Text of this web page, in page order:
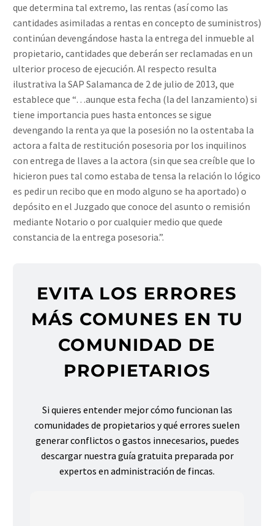
que determina tal extremo, las rentas (así como las
cantidades asimiladas a rentas en concepto de suministros)
continúan devengándose hasta la entrega del inmueble al
propietario, cantidades que deberán ser reclamadas en un
ulterior proceso de ejecución. Al respecto resulta
ilustrativa la SAP Salamanca de 2 de julio de 2013, que
establece que “…aunque esta fecha (la del lanzamiento) si
tiene importancia pues hasta entonces se sigue
devengando la renta ya que la posesión no la ostentaba la
actora a falta de restitución posesoria por los inquilinos
con entrega de llaves a la actora (sin que sea creíble que lo
hicieron pues tal como estaba de tensa la relación lo lógico
es pedir un recibo que en modo alguno se ha aportado) o
depósito en el Juzgado que conoce del asunto o remisión
mediante Notario o por cualquier medio que quede
constancia de la entrega posesoria.”.
EVITA LOS ERRORES
MÁS COMUNES EN TU
COMUNIDAD DE
PROPIETARIOS
Si quieres entender mejor cómo funcionan las
comunidades de propietarios y qué errores suelen
generar conflictos o gastos innecesarios, puedes
descargar nuestra guía gratuita preparada por
expertos en administración de fincas.